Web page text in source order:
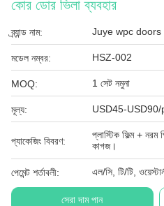
কোর ডোর ভিলা ব্যবহার
ব্র্যান্ড নাম: Juye wpc doors
মডেল নম্বর: HSZ-002
MOQ: 1 সেট নমুনা
মূল্য: USD45-USD90/
প্যাকেজিং বিবরণ:
প্লাস্টিক ফিল্ম +
কাগজ।
পেমেন্ট শর্তাবলী: এল/সি, টি/টি,
সেরা দাম পান